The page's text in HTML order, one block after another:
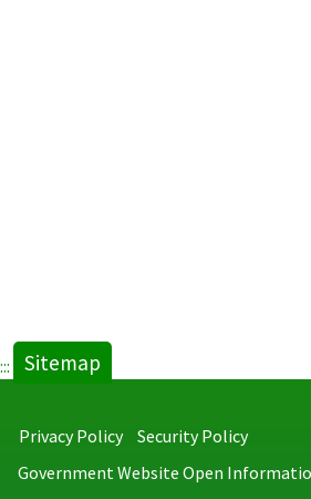
::: Sitemap
Privacy Policy
Security Policy
Government Website Open